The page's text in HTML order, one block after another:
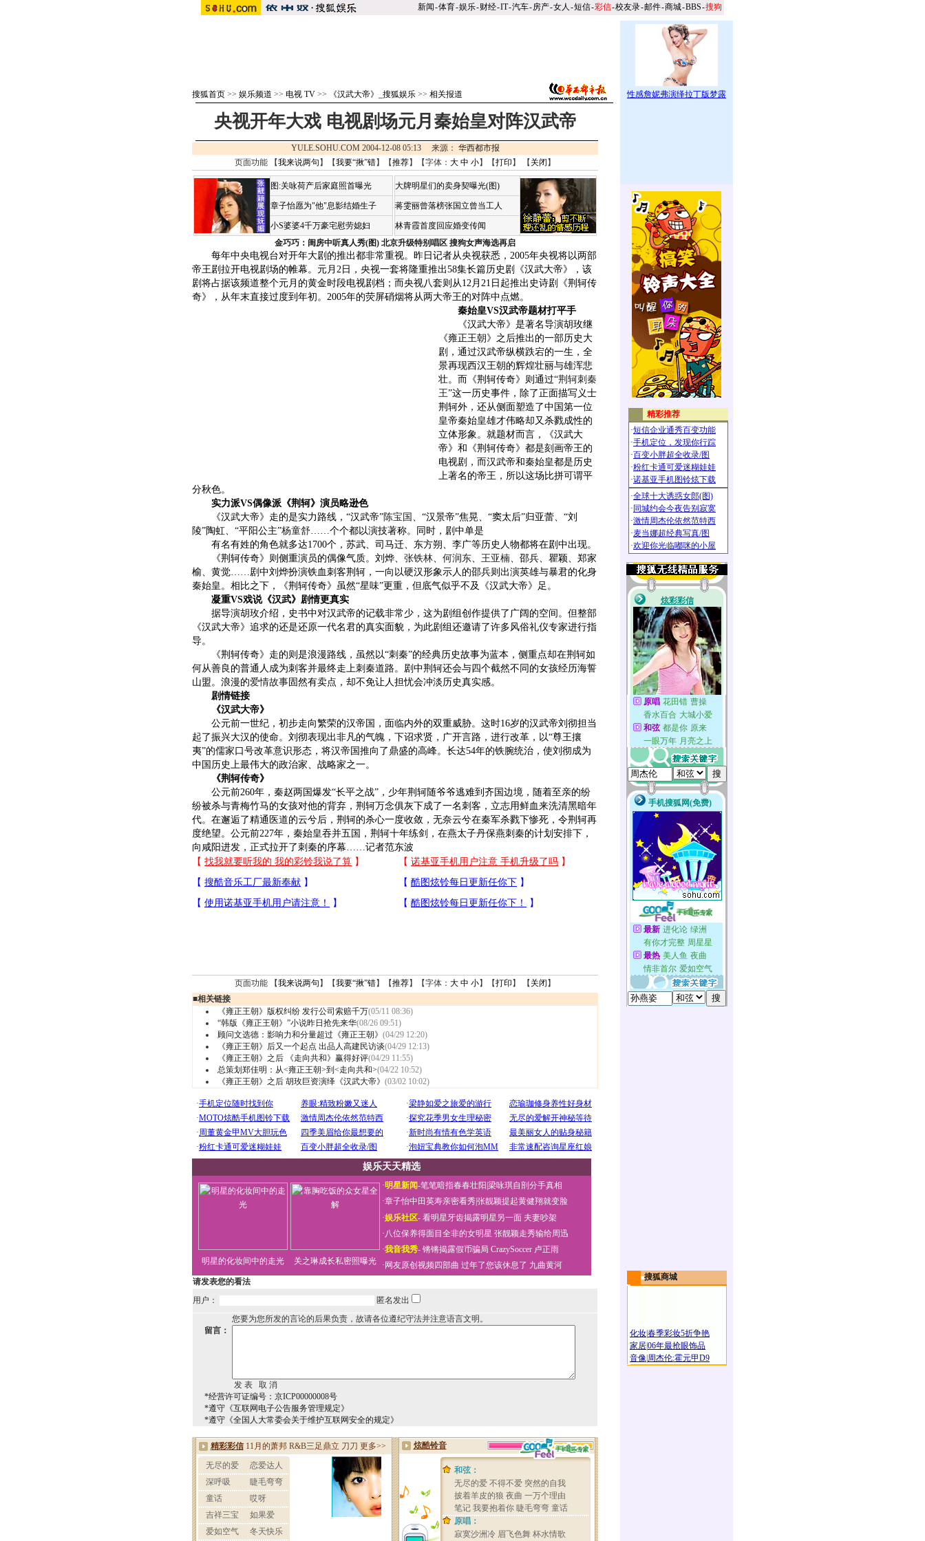
新闻-体育-娱乐-财经-IT-汽车-房产-女人 -短信-彩信-校友录-邮件-商城-BBS-搜狗
搜狐首页 >> 娱乐频道 >> 电视 TV >> 《汉武大帝》_搜狐娱乐 >> 相关报道
央视开年大戏 电视剧场元月秦始皇对阵汉武帝
YULE.SOHU.COM 2004-12-08 05:13 来源： 华西都市报
页面功能 【我来说两句 】【我要“揪”错】【推荐】【字体： 大 中 小】【打印 】 【 关闭 】
图:关咏荷产后家庭照首曝光
章子怡愿为"他"息影结婚生子
小S婆婆4千万豪宅慰劳媳妇
大牌明星们的卖身契曝光(图)
蒋雯丽曾落榜张国立曾当工人
林青霞首度回应婚变传闻
金巧巧：闺房中听真人秀(图) 北京升级特别唱区 搜狗女声海选再启
每年中央电视台对开年大剧的推出都非常重视。昨日记者从央视获悉，2005年央视将以两部
帝王剧拉开电视剧场的帷幕。元月2日，央视一套将隆重推出58集长篇历史剧《汉武大帝》，该
剧将占据该频道整个元月的黄金时段电视剧档；而央视八套则从12月21日起推出史诗剧《荆轲传
奇》，从年末直接过度到年初。2005年的荧屏硝烟将从两大帝王的对阵中点燃。
秦始皇VS汉武帝题材打平手
《汉武大帝》是著名导演胡玫继
《雍正王朝》之后推出的一部历史大
剧，通过汉武帝纵横跌宕的一生，全
景再现西汉王朝的辉煌壮丽与雄浑悲
壮。而《荆轲传奇》则通过“荆轲刺秦
王”这一历史事件，除了正面描写义士
荆轲外，还从侧面塑造了中国第一位
皇帝秦始皇雄才伟略却又杀戮成性的
立体形象。就题材而言，《汉武大
帝》和《荆轲传奇》都是刻画帝王的
电视剧，而汉武帝和秦始皇都是历史
上著名的帝王，所以这场比拼可谓平
分秋色。
实力派VS偶像派《荆轲》演员略逊色
《汉武大帝》走的是实力路线，“汉武帝”陈宝国 、“汉景帝”焦晃、“窦太后”归亚蕾、“刘
陵”陶虹、“平阳公主”杨童舒……个个都以演技著称。同时，剧中单是
有名有姓的角色就多达1700个，苏武、司马迁、东方朔、李广等历史人物都将在剧中出现。
《荆轲传奇》则侧重演员的偶像气质。刘烨、 张铁林、 何润东、 王亚楠、邵兵、瞿颖、郑家
榆、黄觉……剧中刘烨扮演铁血刺客荆轲，一向以硬汉形象示人的邵兵则出演英雄与暴君的化身
秦始皇。相比之下，《荆轲传奇》虽然“星味”更重，但底气似乎不及《汉武大帝》足。
凝重VS戏说《汉武》剧情更真实
据导演胡玫介绍，史书中对汉武帝的记载非常少，这为剧组创作提供了广阔的空间。但整部
《汉武大帝》追求的还是还原一代名君的真实面貌，为此剧组还邀请了许多风俗礼仪专家进行指
导。
《荆轲传奇》走的则是浪漫路线，虽然以“刺秦”的经典历史故事为蓝本，侧重点却在荆轲如
何从善良的普通人成为刺客并最终走上刺秦道路。剧中荆轲还会与四个截然不同的女孩经历海誓
山盟。浪漫的爱情故事固然有卖点，却不免让人担忧会冲淡历史真实感。
剧情链接
《汉武大帝》
公元前一世纪，初步走向繁荣的汉帝国，面临内外的双重威胁。这时16岁的汉武帝刘彻担当
起了振兴大汉的使命。刘彻表现出非凡的气魄，下诏求贤，广开言路，进行改革，以“尊王攘
夷”的儒家口号改革意识形态，将汉帝国推向了鼎盛的高峰。长达54年的铁腕统治，使刘彻成为
中国历史上最伟大的政治家、战略家之一。
《荆轲传奇》
公元前260年，秦赵两国爆发“长平之战”，少年荆轲随爷爷逃难到齐国边境，随着至亲的纷
纷被杀与青梅竹马的女孩对他的背弃，荆轲万念俱灰下成了一名刺客，立志用鲜血来洗清黑暗年
代。在邂逅了精通医道的云兮后，荆轲的杀心一度收敛，无奈云兮在秦军杀戮下惨死，令荆轲再
度绝望。公元前227年，秦始皇吞并五国，荆轲十年练剑，在燕太子丹保燕刺秦的计划安排下，
向咸阳进发，正式拉开了刺秦的序幕……记者范东波
页面功能 【我来说两句 】【我要“揪”错】【推荐】【字体： 大 中 小】【打印 】 【 关闭 】
■相关链接
《雍正王朝》版权纠纷 发行公司索赔千万(05/11 08:36)
“韩版《雍正王朝》”小说昨日抢先来华(08/26 09:51)
顾问文选德：影响力和分量超过《雍正王朝》 (04/29 12:20)
《雍正王朝》后又一个起点 出品人高建民访谈(04/29 12:13)
《雍正王朝》之后 《走向共和》赢得好评(04/29 11:55)
总策划郑佳明：从<雍正王朝>到<走向共和>(04/22 10:52)
《雍正王朝》之后 胡玫巨资演绎《汉武大帝》 (03/02 10:02)
娱乐天天精选
明星的化妆间中的走光 关之琳成长私密照曝光
·明星新闻-笔笔暗指春春壮阳 梁咏琪自剖分手真相
·章子怡中田英寿亲密看秀张靓颖提起黄健翔就变脸
·娱乐社区- 看明星牙齿揭露明星另一面 夫妻吵架
·八位保养得面目全非的女明星 张靓颖走秀输给周迅
·我音我秀- 锵锵揭露假币骗局 CrazySoccer 卢正雨
· 网友原创视频四部曲 过年了您该休息了 九曲黄河
请发表您的看法
用户：
匿名发出
您要为您所发的言论的后果负责，故请各位遵纪守法并注意语言文明。
留言：
*经营许可证编号：京ICP00000008号
*遵守《互联网电子公告服务管理规定》
*遵守《全国人大常委会关于维护互联网安全的规定》
搜狐商城
化妆春季彩妆5折争艳
家居06年最抢眼饰品
音像 周杰伦:霍元甲D9